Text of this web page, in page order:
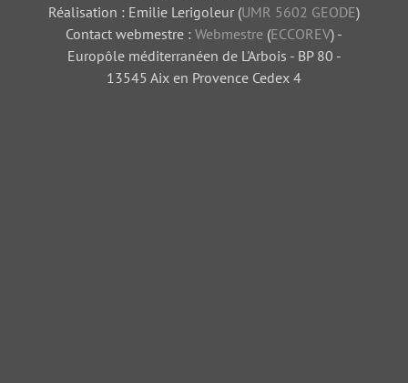
Réalisation : Emilie Lerigoleur (UMR 5602 GEODE)
Contact webmestre : Webmestre (ECCOREV) -
Europôle méditerranéen de L'Arbois - BP 80 -
13545 Aix en Provence Cedex 4